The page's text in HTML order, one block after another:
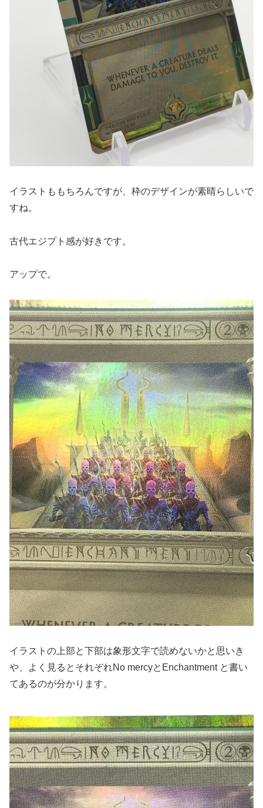
イラストももちろんですが、枠のデザインが素晴らしいで
すね。
古代エジプト感が好きです。
アップで。
イラストの上部と下部は象形文字で読めないかと思いき
や、よく見るとそれぞれNo mercyとEnchantment と書い
てあるのが分かります。